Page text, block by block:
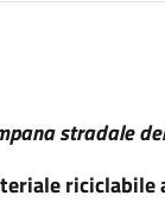
stradale
riciclabile